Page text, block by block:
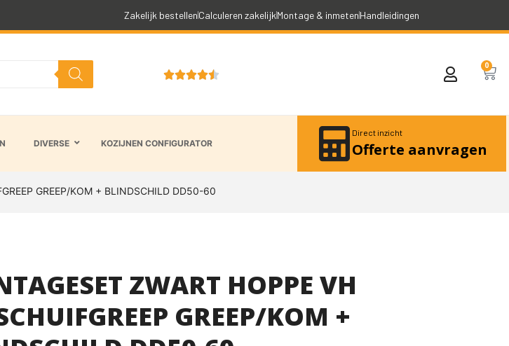
Zakelijk bestellenCalculeren zakelijkMontage & inmetenHandleidingen

0
DIVERSE KOZIJNEN CONFIGURATOR
Direct inzicht
Offerte aanvragen
GREEP/KOM + BLINDSCHILD DD50-60
ZWART HOPPE VH
GREEP/KOM +